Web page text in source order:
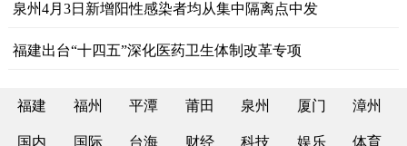
泉州4月3日新增阳性感染者均从集中隔离点中发
福建出台“十四五”深化医药卫生体制改革专项
福建 福州 平潭 莆田 泉州 厦门 漳州
国内 国际 台海 财经 科技 娱乐 体育